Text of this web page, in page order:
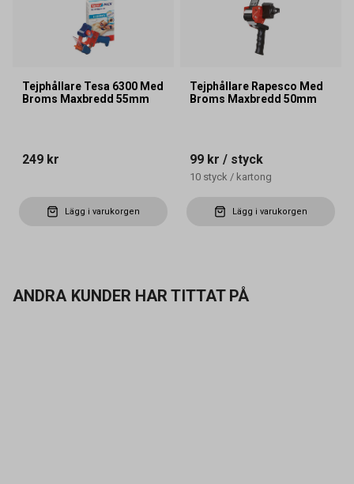
Tejphållare Tesa 6300 Med
Broms Maxbredd 55mm
249 kr
Lägg i varukorgen
Tejphållare Rapesco Med
Broms Maxbredd 50mm
99 kr / styck
10 styck / kartong
Lägg i varukorgen
ANDRA KUNDER HAR TITTAT PÅ